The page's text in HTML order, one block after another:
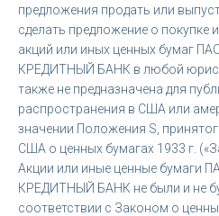
предложения продать или
сделать предложение о покупке
акций или иных ценных бумаг
КРЕДИТНЫЙ БАНК в любой
также не предназначена для
распространения в США или
значении Положения S,
США о ценных бумагах 1933 г.
Акции или иные ценные бумаги
КРЕДИТНЫЙ БАНК не были и не
соответствии с Законом о